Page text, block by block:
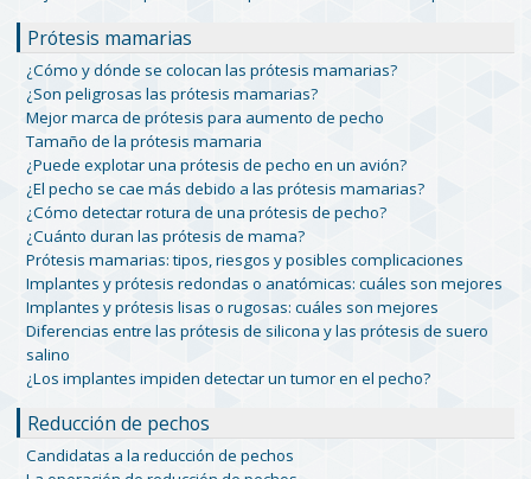
Prótesis mamarias
¿Cómo y dónde se colocan las prótesis mamarias?
¿Son peligrosas las prótesis mamarias?
Mejor marca de prótesis para aumento de pecho
Tamaño de la prótesis mamaria
¿Puede explotar una prótesis de pecho en un avión?
¿El pecho se cae más debido a las prótesis mamarias?
¿Cómo detectar rotura de una prótesis de pecho?
¿Cuánto duran las prótesis de mama?
Prótesis mamarias: tipos, riesgos y posibles complicaciones
Implantes y prótesis redondas o anatómicas: cuáles son mejores
Implantes y prótesis lisas o rugosas: cuáles son mejores
Diferencias entre las prótesis de silicona y las prótesis de suero
salino
¿Los implantes impiden detectar un tumor en el pecho?
Reducción de pechos
Candidatas a la reducción de pechos